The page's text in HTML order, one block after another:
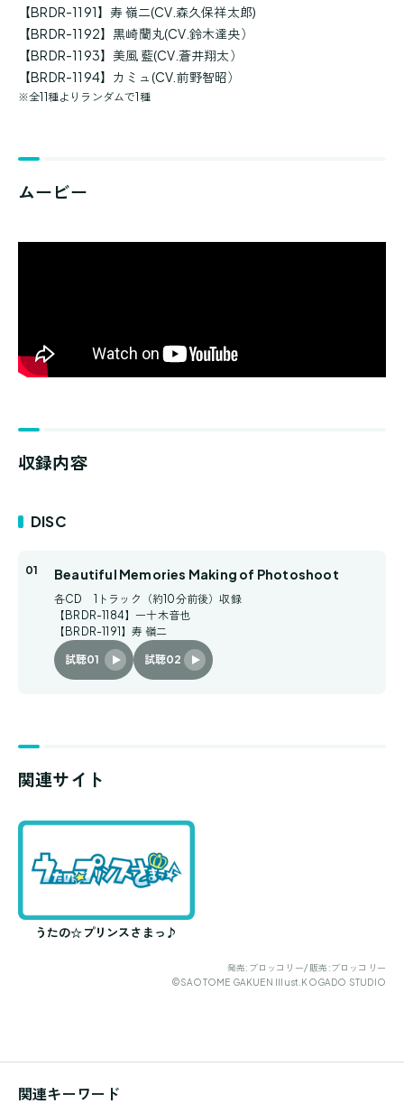
【BRDR-1191】寿 嶺二(CV.森久保祥太郎)
【BRDR-1192】黒崎蘭丸(CV.鈴木達央）
【BRDR-1193】美風 藍(CV.蒼井翔太）
【BRDR-1194】カミュ(CV.前野智昭）
※全11種よりランダムで1種
ムービー
収録内容
DISC
Beautiful Memories Making of Photoshoot
各CD 1トラック（約10分前後）収録
【BRDR-1184】一十木音也
【BRDR-1191】寿 嶺二
試聴01 試聴02
関連サイト
うたの☆プリンスさまっ♪
発売:ブロッコリー/ 販売:ブロッコリー
©SAOTOME GAKUEN Illust.KOGADO STUDIO
関連キーワード